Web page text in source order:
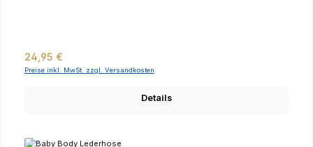
Regulärer Preis:
24,95 €
Preise inkl. MwSt. zzgl. Versandkosten
Details